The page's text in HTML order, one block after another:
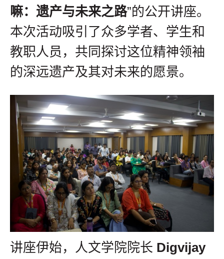
嘛：遗产与未来之路”的公开讲座。
本次活动吸引了众多学者、学生和
教职人员，共同探讨这位精神领袖
的深远遗产及其对未来的愿景。
讲座伊始，人文学院院长 Digvijay